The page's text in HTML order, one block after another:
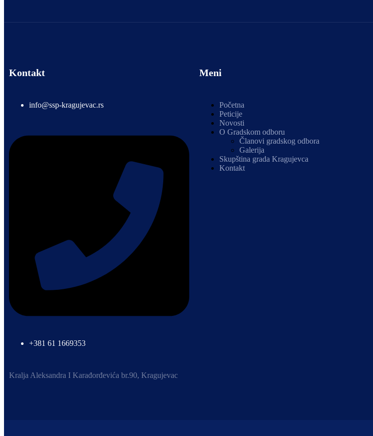
Kontakt
info@ssp-kragujevac.rs
+381 61 1669353
Kralja Aleksandra I Karađorđevića br.90, Kragujevac
Meni
Početna
Peticije
Novosti
O Gradskom odboru
Članovi gradskog odbora
Galerija
Skupština grada Kragujevca
Kontakt